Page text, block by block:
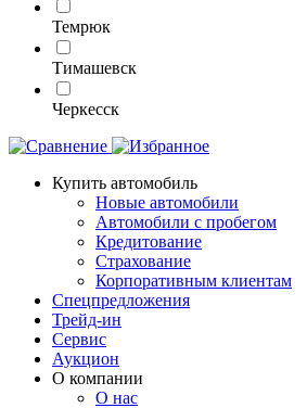
Темрюк
Тимашевск
Черкесск
Купить автомобиль
Новые автомобили
Автомобили с пробегом
Кредитование
Страхование
Корпоративным клиентам
Спецпредложения
Трейд-ин
Сервис
Аукцион
О компании
О нас